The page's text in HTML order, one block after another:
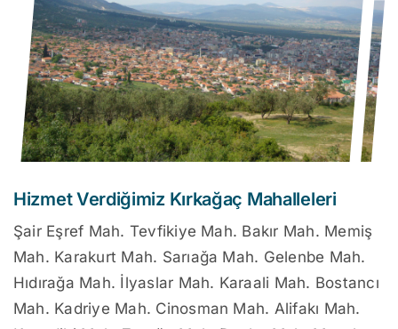
Hizmet Verdiğimiz Kırkağaç Mahalleleri
Şair Eşref Mah. Tevfikiye Mah. Bakır Mah. Memiş
Mah. Karakurt Mah. Sarıağa Mah. Gelenbe Mah.
Hıdırağa Mah. İlyaslar Mah. Karaali Mah. Bostancı
Mah. Kadriye Mah. Cinosman Mah. Alifakı Mah.